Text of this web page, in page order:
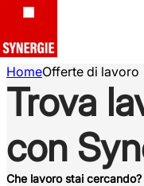
HomeOfferte di lavoro
Trova
con
Che lavoro stai cercando?